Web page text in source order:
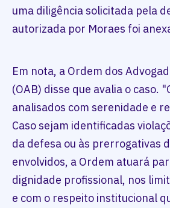
uma diligência solicitada pela
autorizada por Moraes foi
Em nota, a Ordem dos
(OAB) disse que avalia o caso.
analisados com serenidade e
Caso sejam identificadas
da defesa ou às prerrogativas
envolvidos, a Ordem atuará
dignidade profissional, nos
e com o respeito institucional